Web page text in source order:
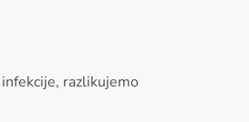
razlikujemo